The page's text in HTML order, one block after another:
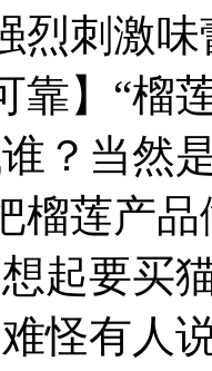
烈刺激
靠】“榴
？当然
榴莲产
起要买
怪有人